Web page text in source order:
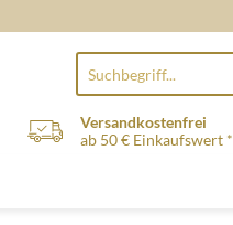
Versandkostenfrei
ab 50 € Einkaufswert *